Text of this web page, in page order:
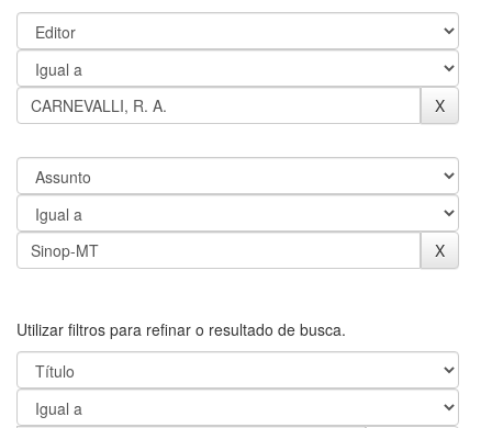
Utilizar filtros para refinar o resultado de busca.